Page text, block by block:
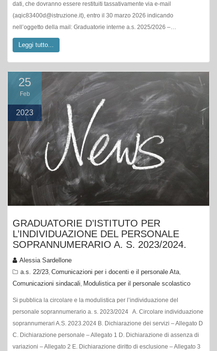
dati, che dovranno essere restituiti tassativamente via e-mail
(aqic83400d@istruzione.it), entro il 30 marzo 2026 indicando
nell’oggetto della mail: Graduatorie interne a.s. 2025/2026 –…
Leggi tutto...
25
Feb
2023
GRADUATORIE D’ISTITUTO PER
L’INDIVIDUAZIONE DEL PERSONALE
SOPRANNUMERARIO A. S. 2023/2024.
Alessia Sardellone
a.s. 22/23, Comunicazioni per i docenti e il personale Ata,
Comunicazioni sindacali, Modulistica per il personale scolastico
Si pubblica la circolare e la modulistica per l’individuazione del
personale soprannumerario a. s. 2023/2024 A. Circolare individuazione
soprannumerari A.S. 2023.2024 B. Dichiarazione dei servizi – Allegato D
C. Dichiarazione personale – Allegato 1 D. Dichiarazione di assenza di
variazioni – Allegato 2 E. Dichiarazione diritto di esclusione – Allegato 3